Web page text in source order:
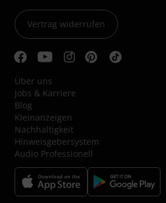
Vertrag widerrufen
Über uns
Jobs & Karriere
Blog
Kleinanzeigen
Nachhaltigkeit
Hinweisgebersystem
Audio Professionell